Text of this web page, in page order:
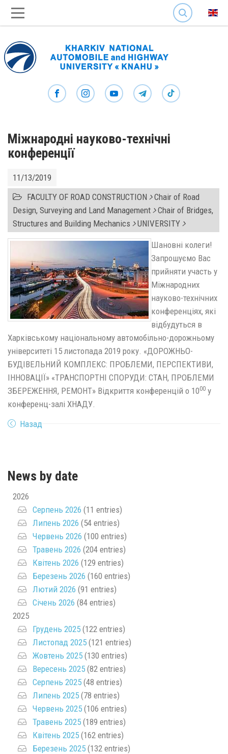
SEARCH
Міжнародні науково-технічні
конференції
11/13/2019
FACULTY OF ROAD CONSTRUCTION Chair of Road
Design, Surveying and Land Management Chair of Bridges,
Structures and Building Mechanics UNIVERSITY
Шановні колеги!
Запрошуємо Вас
прийняти участь у
Міжнародних
науково-технічних
конференціях, які
відбудуться в
Харківському національному автомобільно-дорожньому
університеті 15 листопада 2019 року. «ДОРОЖНЬО-
БУДІВЕЛЬНИЙ КОМПЛЕКС: ПРОБЛЕМИ, ПЕРСПЕКТИВИ,
ІННОВАЦІЇ» «ТРАНСПОРТНІ СПОРУДИ: СТАН, ПРОБЛЕМИ
ЗБЕРЕЖЕННЯ, РЕМОНТ» Відкриття конференцій о 1000 у
конференц-залі ХНАДУ.
Назад
News by date
2026
Серпень 2026 (11 entries)
Липень 2026 (54 entries)
Червень 2026 (100 entries)
Травень 2026 (204 entries)
Квітень 2026 (129 entries)
Березень 2026 (160 entries)
Лютий 2026 (91 entries)
Січень 2026 (84 entries)
2025
Грудень 2025 (122 entries)
Листопад 2025 (121 entries)
Жовтень 2025 (130 entries)
Вересень 2025 (82 entries)
Серпень 2025 (48 entries)
Липень 2025 (78 entries)
Червень 2025 (106 entries)
Травень 2025 (189 entries)
Квітень 2025 (162 entries)
Березень 2025 (132 entries)